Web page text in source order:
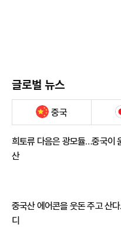
글로벌 뉴스
중국
희토류 다음은 광모듈…중국이
산
중국산 에어콘을 웃돈 주고 산
디